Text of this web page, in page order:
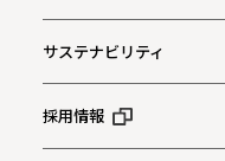
サステナビリティ
採用情報